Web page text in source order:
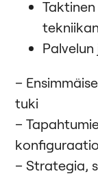
–
tuki
–
– Strategia,